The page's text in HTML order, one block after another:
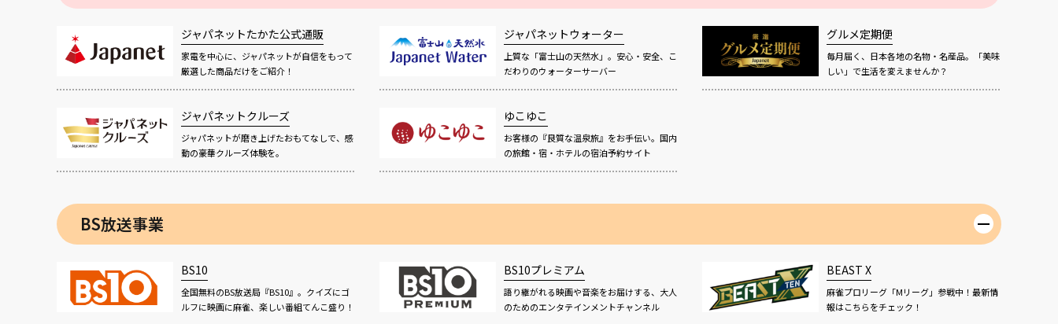
ジャパネットたかた公式通販
家電を中心に、ジャパネットが自信をもって
厳選した商品だけをご紹介！
ジャパネットウォーター
上質な「富士山の天然水」。安心・安全、こ
だわりのウォーターサーバー
グルメ定期便
毎月届く、日本各地の名物・名産品。「美味
しい」で生活を変えませんか？
ジャパネットクルーズ
ジャパネットが磨き上げたおもてなしで、感
動の豪華クルーズ体験を。
ゆこゆこ
お客様の『良質な温泉旅』をお手伝い。国内
の旅館・宿・ホテルの宿泊予約サイト
BS放送事業
BS10
全国無料のBS放送局『BS10』。クイズにゴ
ルフに映画に麻雀、楽しい番組てんこ盛り！
BS10プレミアム
語り継がれる映画や音楽をお届けする、大人
のためのエンタテインメントチャンネル
BEAST X
麻雀プロリーグ「Mリーグ」参戦中！最新情
報はこちらをチェック！